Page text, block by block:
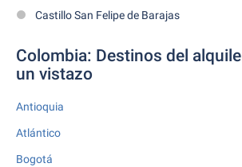
Castillo San Felipe de Barajas
Colombia: Destinos del
un vistazo
Antioquia
Atlántico
Bogotá